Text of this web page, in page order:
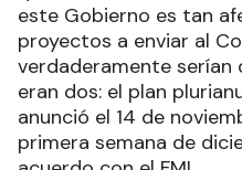
este Gobierno es tan
proyectos a enviar al
verdaderamente
eran dos: el plan
anunció el 14 de
primera semana de